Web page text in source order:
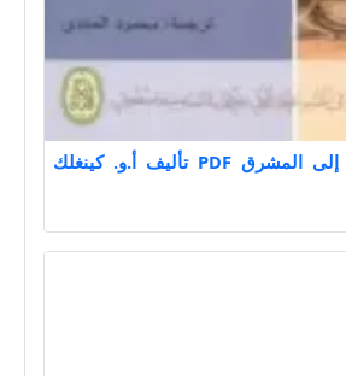
تحميل كتاب رحلة إلى المشرق PDF تأليف أ.و. كينغلك